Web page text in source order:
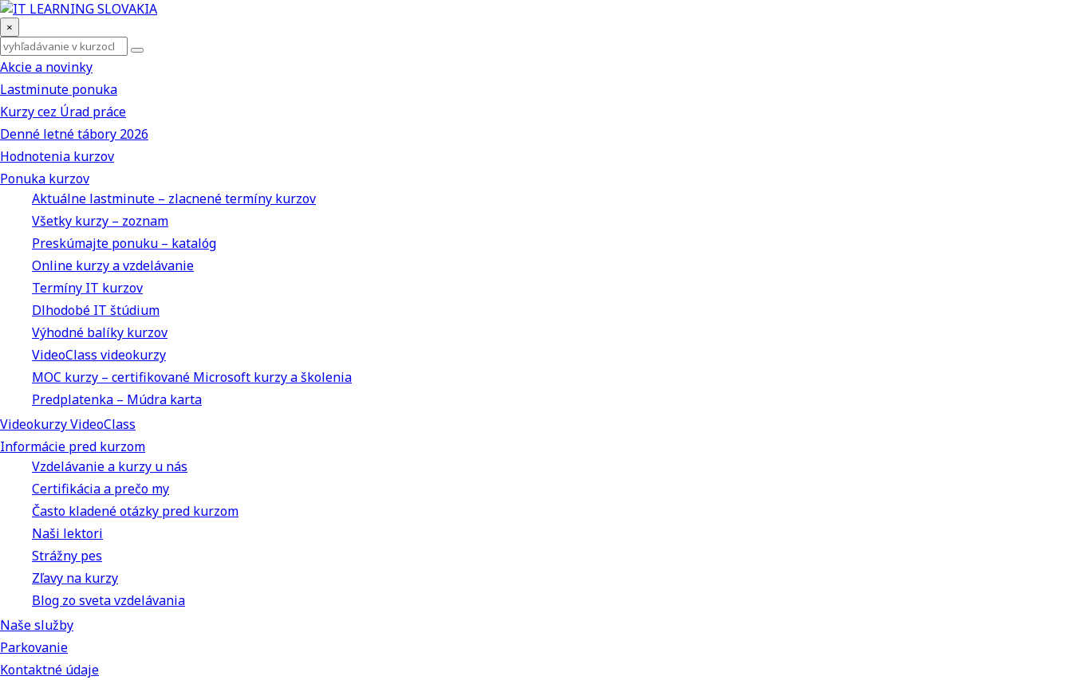
×
Akcie a novinky
Lastminute ponuka
Kurzy cez Úrad práce
Denné letné tábory 2026
Hodnotenia kurzov
Ponuka kurzov
Aktuálne lastminute – zlacnené termíny kurzov
Všetky kurzy – zoznam
Preskúmajte ponuku – katalóg
Online kurzy a vzdelávanie
Termíny IT kurzov
Dlhodobé IT štúdium
Výhodné balíky kurzov
VideoClass videokurzy
MOC kurzy – certifikované Microsoft kurzy a školenia
Predplatenka – Múdra karta
Videokurzy VideoClass
Informácie pred kurzom
Vzdelávanie a kurzy u nás
Certifikácia a prečo my
Často kladené otázky pred kurzom
Naši lektori
Strážny pes
Zľavy na kurzy
Blog zo sveta vzdelávania
Naše služby
Parkovanie
Kontaktné údaje